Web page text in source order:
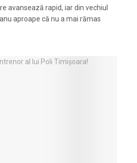
avansează rapid, iar din vechiul
aproape că nu a mai rămas